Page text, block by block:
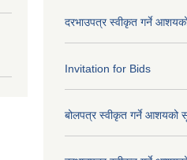
दरभाउपत्र स्वीकृत गर्ने
Invitation for Bids
बोलपत्र स्वीकृत गर्ने आशयको